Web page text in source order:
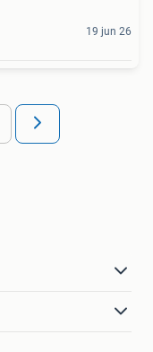
19 jun 26